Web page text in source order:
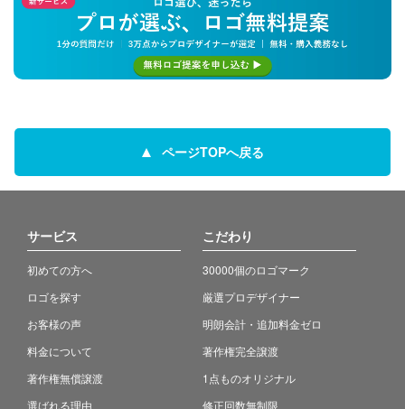
ページTOPへ戻る
サービス
初めての方へ
ロゴを探す
お客様の声
料金について
著作権無償譲渡
選ばれる理由
こだわり
30000個のロゴマーク
厳選プロデザイナー
明朗会計・追加料金ゼロ
著作権完全譲渡
1点ものオリジナル
修正回数無制限